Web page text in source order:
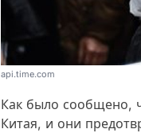
api.time.com
Как было сообщено,
Китая, и они